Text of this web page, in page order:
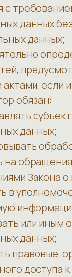
данных
данных;
если
обязан:
данных;
на
Закона
в
или иным
данных;
правовые,
доступа